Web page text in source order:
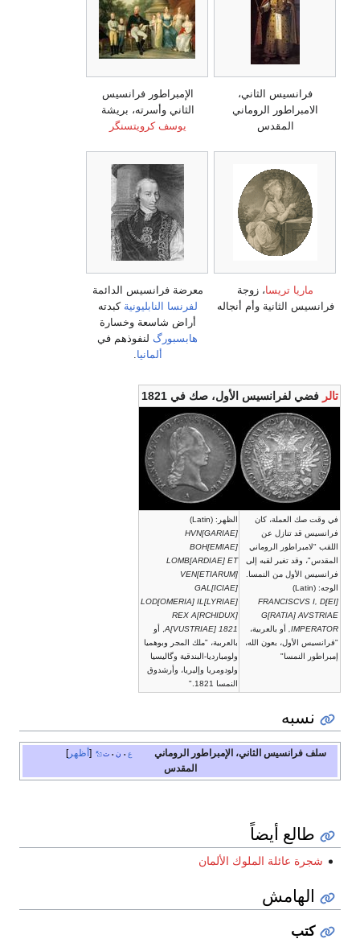
فرانسيس الثاني،
الامبراطور الروماني
المقدس
الإمبراطور فرانسيس
الثاني وأسرته، بريشة
يوسف كرويتسنگر
ماريا تريسا، زوجة
فرانسيس الثانية وأم أنجاله
معرضة فرانسيس الدائمة
لفرنسا النابليونية كبدته
أراض شاسعة وخسارة
هابسبورگ لنفوذهم في
ألمانيا
تالر فضي لفرانسيس الأول، صك في 1821
في وقت صك العملة، كان
فرانسيس قد تنازل عن
اللقب "لامبراطور الروماني
المقدس"، وقد تغير لقبه إلى
فرانسيس الأول من النمسا.
الوجه: (Latin)
FRANCISCVS I, D[EI]
G[RATIA] AVSTRIAE
IMPERATOR,
أو بالعربية،
"فرانسيس الأول، بعون الله،
إمبراطور النمسا"
الظهر: (Latin)
HVN[GARIAE]
BOH[EMIAE]
LOMB[ARDIAE] ET
VEN[ETIARUM]
GAL[ICIAE]
LOD[OMERIA] IL[LYRIAE]
REX A[RCHIDUX]
A[VUSTRIAE] 1821 , أو
بالعربية، "ملك المجر وبوهميا
ولومبارديا-البندقية وگاليسيا
ولودومريا وإليريا، وأرشدوق
النمسا 1821."
نسبه
أظهر ع • ن • ت
سلف فرانسيس الثاني، الإمبراطور الروماني
المقدس
طالع أيضاً
شجرة عائلة الملوك الألمان
الهامش
كتب